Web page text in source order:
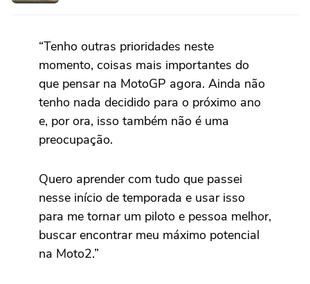
“Tenho outras prioridades neste
momento, coisas mais importantes do
que pensar na MotoGP agora. Ainda não
tenho nada decidido para o próximo ano
e, por ora, isso também não é uma
preocupação.
Quero aprender com tudo que passei
nesse início de temporada e usar isso
para me tornar um piloto e pessoa melhor,
buscar encontrar meu máximo potencial
na Moto2.”